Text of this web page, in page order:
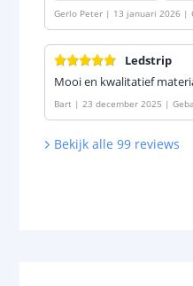
Gerlo Peter | 13 januari 2026 |
0 SMD leds p/m'
Ledstrip
Mooi en kwalitatief
Bart | 23 december 2025 |
Bekijk alle 99 reviews